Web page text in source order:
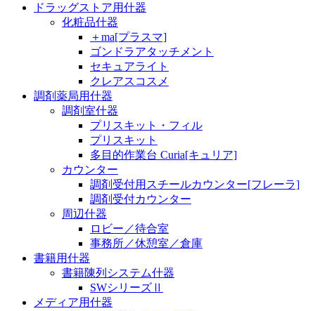
ドラッグストア用什器
化粧品什器
＋ma[プラスマ]
ゴンドラアタッチメント
セキュアライト
クレアスコスメ
調剤薬局用什器
調剤室什器
プリスキット・フィル
プリスキット
多目的作業台 Curia[キュリア]
カウンター
調剤受付用スチールカウンター[フレーラ]
調剤受付カウンター
周辺什器
ロビー／待合室
事務所／休憩室／倉庫
書籍用什器
書籍陳列システム什器
SWシリーズⅡ
メディア用什器